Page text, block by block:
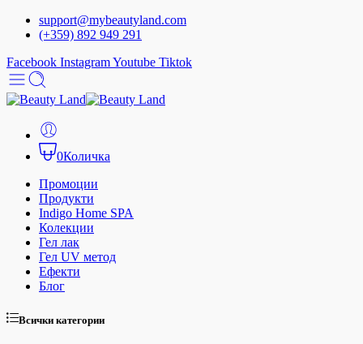
support@mybeautyland.com
(+359) 892 949 291
Facebook InstagramYoutube Tiktok
0Количка
Промоции
Продукти
Indigo Home SPA
Колекции
Гел лак
Гел UV метод
Ефекти
Блог
Всички категории